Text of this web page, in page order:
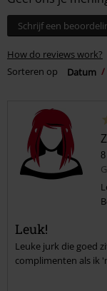
Schrijf een
How do reviews work?
Sorteren op
Datum
Leuk!
Leuke jurk die goed
complimenten als ik